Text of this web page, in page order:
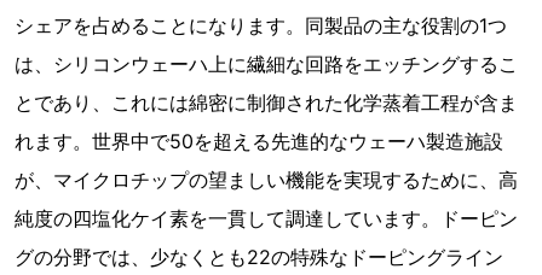
シェアを占めることになります。同製品の主な役割の1つ
は、シリコンウェーハ上に繊細な回路をエッチングするこ
とであり、これには綿密に制御された化学蒸着工程が含ま
れます。世界中で50を超える先進的なウェーハ製造施設
が、マイクロチップの望ましい機能を実現するために、高
純度の四塩化ケイ素を一貫して調達しています。ドーピン
グの分野では、少なくとも22の特殊なドーピングライン